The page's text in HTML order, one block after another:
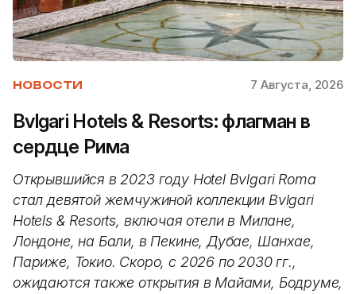
НОВОСТИ 7 Августа, 2026
Bvlgari Hotels & Resorts: флагман в
сердце Рима
Открывшийся в 2023 году Hotel Bvlgari Roma
стал девятой жемчужиной коллекции Bvlgari
Hotels & Resorts, включая отели в Милане,
Лондоне, на Бали, в Пекине, Дубае, Шанхае,
Париже, Токио. Скоро, с 2026 по 2030 гг.,
ожидаются также открытия в Майами, Бодруме,